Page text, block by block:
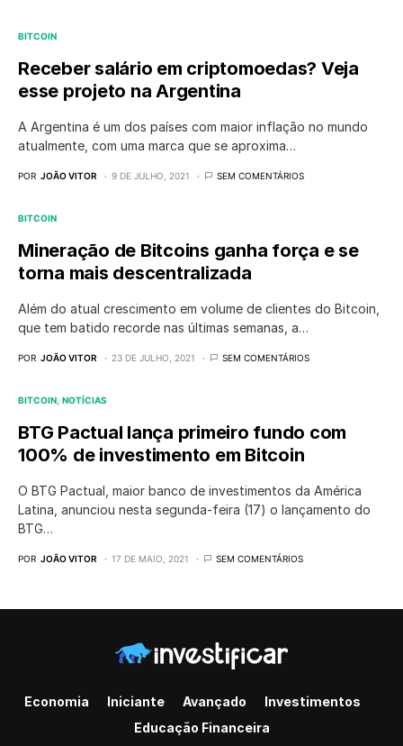
BITCOIN
Receber salário em criptomoedas? Veja
esse projeto na Argentina
A Argentina é um dos países com maior inflação no mundo
atualmente, com uma marca que se aproxima…
POR JOÃO VITOR 9 DE JULHO, 2021 SEM COMENTÁRIOS
BITCOIN
Mineração de Bitcoins ganha força e se
torna mais descentralizada
Além do atual crescimento em volume de clientes do Bitcoin,
que tem batido recorde nas últimas semanas, a…
POR JOÃO VITOR 23 DE JULHO, 2021 SEM COMENTÁRIOS
BITCOIN NOTÍCIAS
BTG Pactual lança primeiro fundo com
100% de investimento em Bitcoin
O BTG Pactual, maior banco de investimentos da América
Latina, anunciou nesta segunda-feira (17) o lançamento do
BTG…
POR JOÃO VITOR 17 DE MAIO, 2021 SEM COMENTÁRIOS
Economia Iniciante Avançado
Investimentos
Educação Financeira